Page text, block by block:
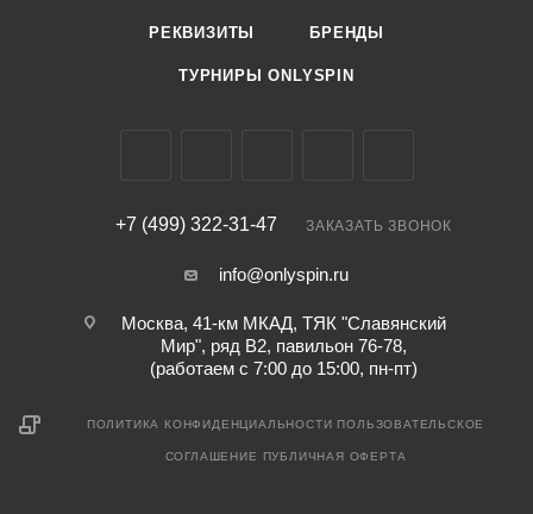
РЕКВИЗИТЫ БРЕНДЫ
ТУРНИРЫ ONLYSPIN
+7 (499) 322-31-47 ЗАКАЗАТЬ ЗВОНОК
info@onlyspin.ru
Москва, 41-км МКАД, ТЯК "Славянский
Мир", ряд В2, павильон 76-78,
(работаем с 7:00 до 15:00, пн-пт)
ПОЛИТИКА КОНФИДЕНЦИАЛЬНОСТИ ПОЛЬЗОВАТЕЛЬСКОЕ
СОГЛАШЕНИЕ ПУБЛИЧНАЯ ОФЕРТА